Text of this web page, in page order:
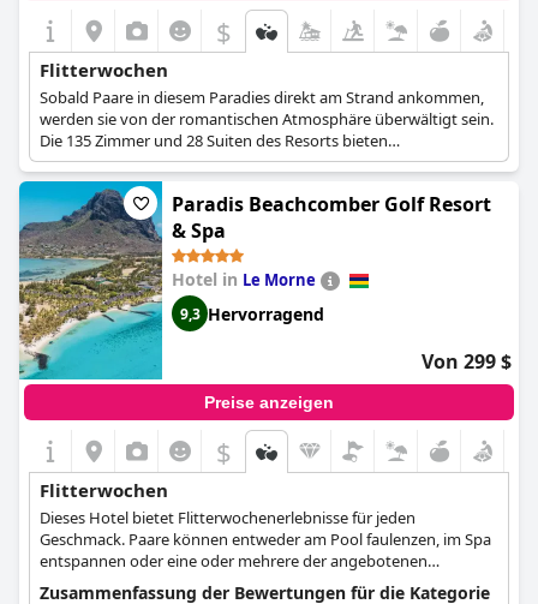
$
Flitterwochen
Sobald Paare in diesem Paradies direkt am Strand ankommen,
werden sie von der romantischen Atmosphäre überwältigt sein.
Die 135 Zimmer und 28 Suiten des Resorts bieten
unvergleichlichen Luxus und Entspannung, die fast an das
Erlebnis im hauseigenen Spa heranreichen.
Paradis Beachcomber Golf Resort
& Spa
Hotel in Le Morne
9,3 Hervorragend
Von 299 $
Preise anzeigen
$
Flitterwochen
Dieses Hotel bietet Flitterwochenerlebnisse für jeden
Geschmack. Paare können entweder am Pool faulenzen, im Spa
entspannen oder eine oder mehrere der angebotenen
Sportarten ausprobieren.
Zusammenfassung der Bewertungen für die Kategorie